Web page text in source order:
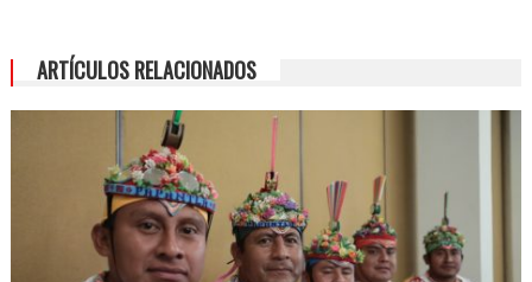
ARTÍCULOS RELACIONADOS